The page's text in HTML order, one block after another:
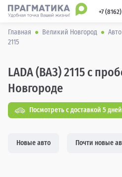
+7
Главная Великий Новгород
2115
LADA (ВАЗ) 2115 с
Новгороде
Посмотреть с доставкой 5
Новые авто Почти новые